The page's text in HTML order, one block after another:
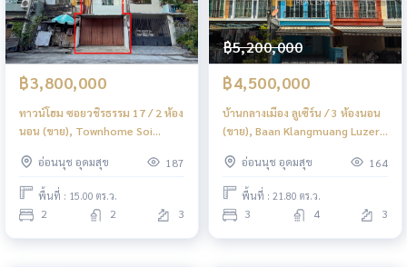
฿3,800,000
ทาวน์โฮม ซอยวชิรธรรม 17 / 2 ห้อง
นอน (ขาย), Townhome Soi
(FOR SALE) GNG082
อ่อนนุช อุดมสุข 187
พื้นที่ : 15.00 ตร.ว.
2 2 3
฿5,200,000
฿4,500,000
บ้านกลางเมือง ลูเซิร์น / 3 ห้องนอน
(ขาย), Baan Klangmuang Luzern
GNG117อ่อนนุช อุดมสุข 164
พื้นที่ : 21.80 ตร.ว.
3 4 3